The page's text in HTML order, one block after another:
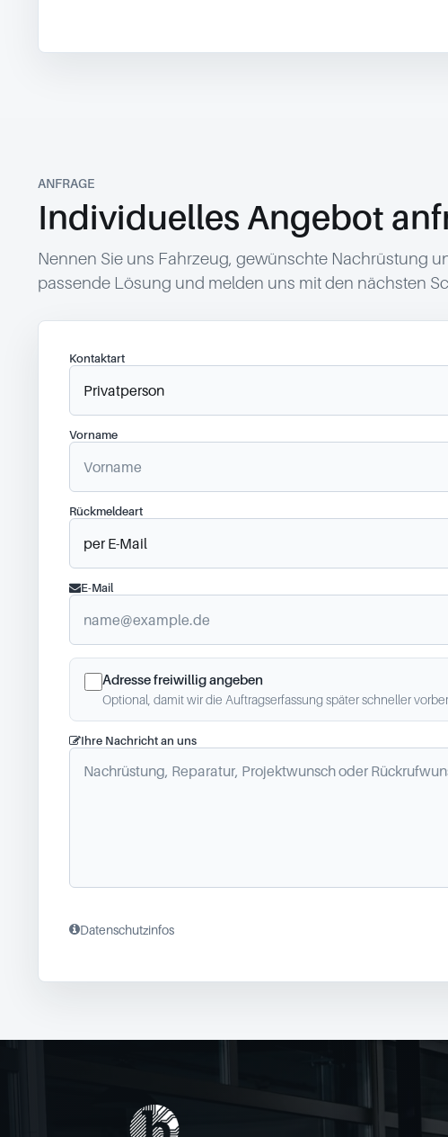
ANFRAGE
Individuelles Angebot
Nennen Sie uns Fahrzeug, gewünschte Nachrüstung
passende Lösung und melden uns mit den nächsten
Kontaktart
Vorname
Rückmeldeart
E-Mail
Adresse freiwillig angeben
Optional, damit wir die Auftragserfassung später schneller
Ihre Nachricht an uns
Datenschutzinfos